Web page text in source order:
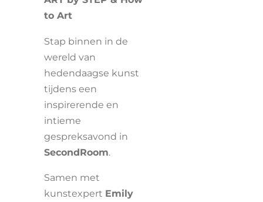
to Art
Stap binnen in de
wereld van
hedendaagse kunst
tijdens een
inspirerende en
intieme
gespreksavond in
SecondRoom.
Samen met
kunstexpert Emily